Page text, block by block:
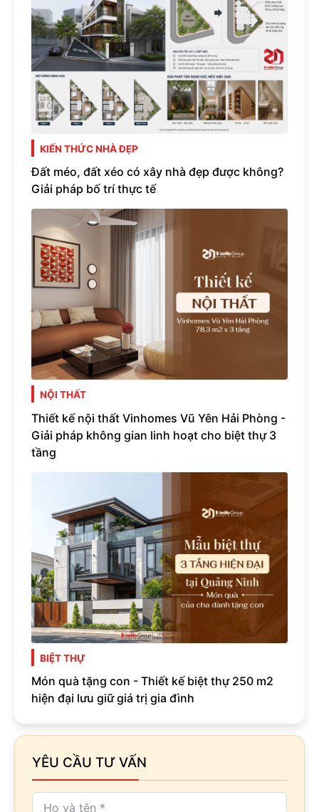
KIẾN THỨC NHÀ ĐẸP
Đất méo, đất xéo có xây nhà đẹp được không?
Giải pháp bố trí thực tế
NỘI THẤT
Thiết kế nội thất Vinhomes Vũ Yên Hải Phòng -
Giải pháp không gian linh hoạt cho biệt thự 3
tầng
BIỆT THỰ
Món quà tặng con - Thiết kế biệt thự 250 m2
hiện đại lưu giữ giá trị gia đình
YÊU CẦU TƯ VẤN